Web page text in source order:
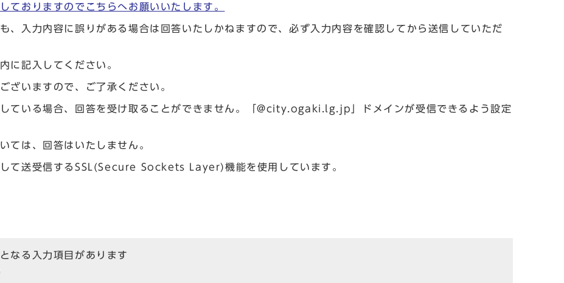
ておりますのでこちらへお願いいたします。
、入力内容に誤りがある場合は回答いたしかねますので、必ず入力内容を確認してから送信していただ
に記入してください。
ざいますので、ご了承ください。
ている場合、回答を受け取ることができません。「@city.ogaki.lg.jp」ドメインが受信できるよう設定
ては、回答はいたしません。
て送受信するSSL(Secure Sockets Layer)機能を使用しています。
なる入力項目があります